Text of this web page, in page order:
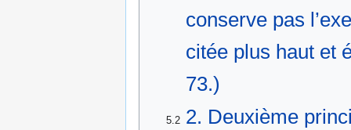
conserve pas
citée plus haut et
73.)
5.2 2. Deuxième